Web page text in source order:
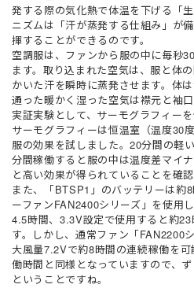
発する際の気化熱で体温を下げる「
ニズムは「汗が蒸発する仕組み」が
揮することができるのです。
空調服は、ファンから服の中に毎秒
ます。取り込まれた空気は、服と体
かいた汗を瞬時に蒸発させます。体
通った暖かく湿った空気は襟元と袖口
実証実験として、サーモグラフィー
サーモグラフィーは恒温室（温度30
服の効果を試しました。20分間の軽
分間稼働すると服の中は温度差マイ
と高い効果が得られていることを確認
また、「BTSP1」のバッテリーは約
ーファンFAN2400シリーズ」を使用
4.5時間、3.3V設定で使用すると約
す。しかし、通常ファン「FAN2200
大風量7.2Vで約8時間の連続稼働を
働時間と同様となっていますので、
ということですね。